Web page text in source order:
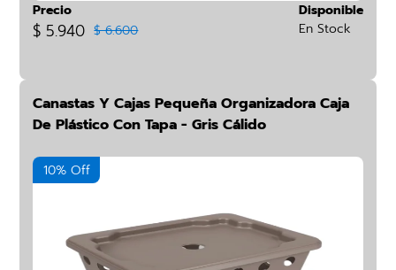
Precio
$ 5.940 $ 6.600
Disponible
En Stock
Canastas Y Cajas Pequeña Organizadora Caja
De Plástico Con Tapa - Gris Cálido
10% Off